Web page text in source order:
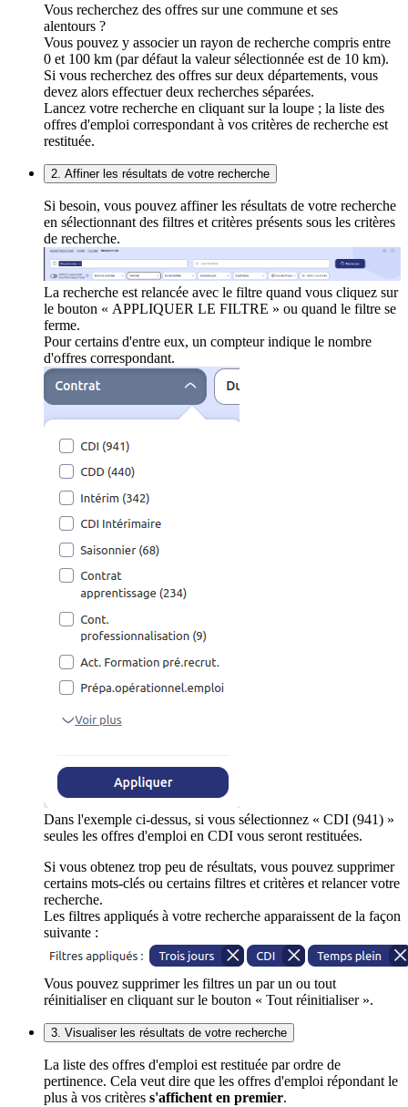
Vous recherchez des offres sur une commune et ses
alentours ?
Vous pouvez y associer un rayon de recherche compris entre
0 et 100 km (par défaut la valeur sélectionnée est de 10 km).
Si vous recherchez des offres sur deux départements, vous
devez alors effectuer deux recherches séparées.
Lancez votre recherche en cliquant sur la loupe ; la liste des
offres d'emploi correspondant à vos critères de recherche est
restituée.
2. Affiner les résultats de votre recherche
Si besoin, vous pouvez affiner les résultats de votre recherche
en sélectionnant des filtres et critères présents sous les critères
de recherche.
La recherche est relancée avec le filtre quand vous cliquez sur
le bouton « APPLIQUER LE FILTRE » ou quand le filtre se
ferme.
Pour certains d'entre eux, un compteur indique le nombre
d'offres correspondant.
Dans l'exemple ci-dessus, si vous sélectionnez « CDI (941) »
seules les offres d'emploi en CDI vous seront restituées.
Si vous obtenez trop peu de résultats, vous pouvez supprimer
certains mots-clés ou certains filtres et critères et relancer votre
recherche.
Les filtres appliqués à votre recherche apparaissent de la façon
suivante :
Vous pouvez supprimer les filtres un par un ou tout
réinitialiser en cliquant sur le bouton « Tout réinitialiser ».
3. Visualiser les résultats de votre recherche
La liste des offres d'emploi est restituée par ordre de
pertinence. Cela veut dire que les offres d'emploi répondant le
plus à vos critères s'affichent en premier.